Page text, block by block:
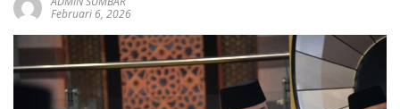
sumbar
live
Februari 6, 2026